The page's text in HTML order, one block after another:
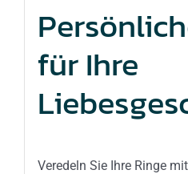
für Ihre
Veredeln Sie Ihre Ringe